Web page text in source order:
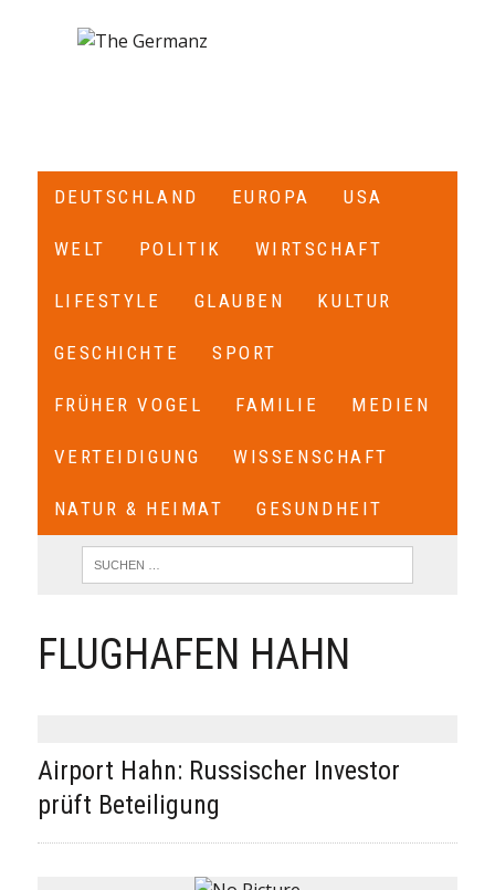
DEUTSCHLAND EUROPA USA
WELT POLITIK WIRTSCHAFT
LIFESTYLE GLAUBEN KULTUR
GESCHICHTE SPORT
FRÜHER VOGEL FAMILIE MEDIEN
VERTEIDIGUNG WISSENSCHAFT
NATUR & HEIMAT GESUNDHEIT
FLUGHAFEN HAHN
Airport Hahn: Russischer Investor
prüft Beteiligung